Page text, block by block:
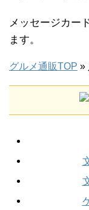
メッセージカー
ます。
グルメ通販TOP »